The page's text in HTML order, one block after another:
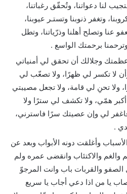
لنا دعواتنا، وتُحقّق رغباتنا،
وتغفر ذنوبنا وتستـر عيوبنا،
عنا وتصلح أهلنا وذرّياتنا، وتطل
برحمتك الواسع .
وجلالك أن تحقق لي أمنياتي
لا تكسر لي ظهرًا، ولا تصعّب لي
ولا تحنِ لي قامة، ولا تجعل مصيبتي
أكبر همّي، ولا تكشف لي سترًا ولا
لي وإن عصيتك سرًا فاسترني،
.
وأغلقت دونه الأبواب وبعد عن
والغم والاكتئاب وانقضى عمره ولم
والقربات باب وانت المرجوّ
يا من اذا دعي أجاب يا سريع